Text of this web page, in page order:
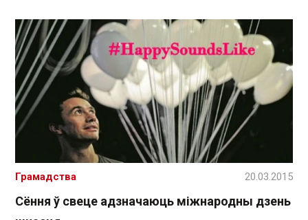
Сёння ў свеце адзначаюць міжнародны дзень
Грамадства 20.03.2015